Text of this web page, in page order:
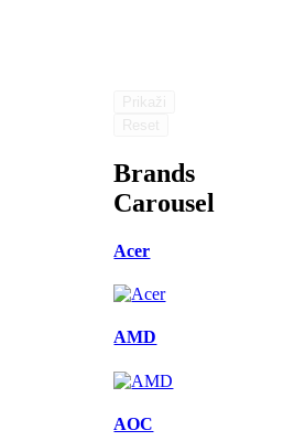
Brands
Carousel
Acer
AMD
AOC